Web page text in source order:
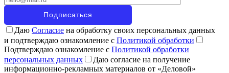
Даю Согласие на обработку своих персональных данных
и подтверждаю ознакомление с Политикой обработки
Подтверждаю ознакомление с Политикой обработки
персональных данных
Даю согласие на получение
информационно-рекламных материалов от «Деловой»